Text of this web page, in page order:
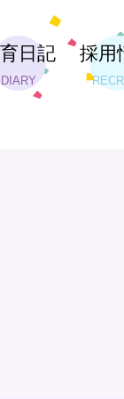
日記
DIARY
採用